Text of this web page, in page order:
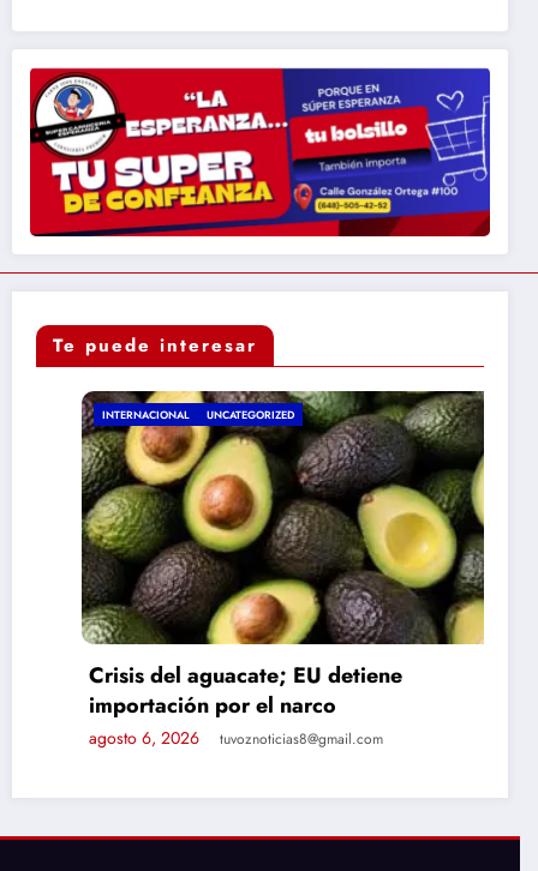
Te puede interesar
INTERNACIONAL UNCATEGORIZED
Crisis del aguacate; EU detiene
importación por el narco
agosto 6, 2026 tuvoznoticias8@gmail.com